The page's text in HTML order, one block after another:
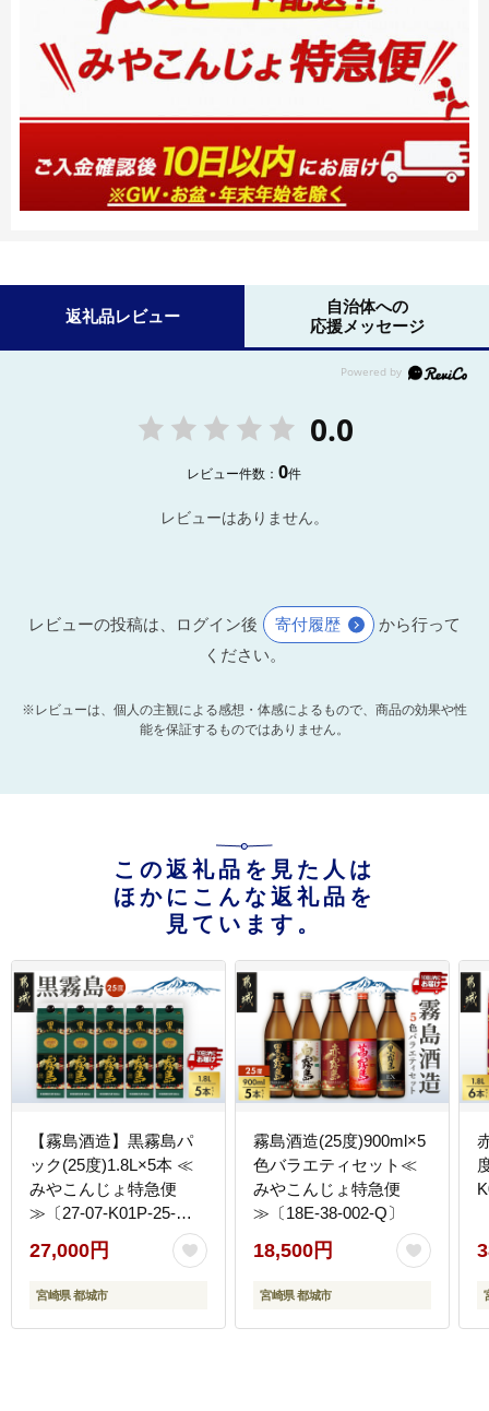
返礼品レビュー
自治体への
応援メッセージ
0.0
レビュー件数：0件
レビューはありません。
レビューの投稿は、ログイン後 寄付履歴
から行って
ください。
※レビューは、個人の主観による感想・体感によるもので、商品の効果や性
能を保証するものではありません。
この返礼品を見た人は
ほかにこんな返礼品を
見ています。
【霧島酒造】黒霧島パ
ック(25度)1.8L×5本 ≪
みやこんじょ特急便
≫〔27-07-K01P-25-
1800-5-Q_99〕
27,000円
宮崎県 都城市
霧島酒造(25度)900ml×5
色バラエティセット≪
みやこんじょ特急便
≫〔18E-38-002-Q〕
18,500円
宮崎県 都城市